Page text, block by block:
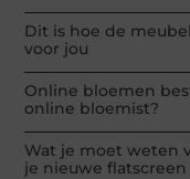
Dit is hoe de
voor jou
Online bloemen
online bloemist?
Wat je moet weten
je nieuwe flatscreen